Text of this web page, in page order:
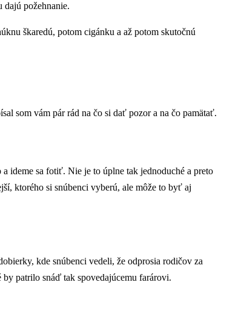
dajú požehnanie.
škaredú, potom cigánku a až potom skutočnú
som vám pár rád na čo si dať pozor a na čo pamätať.
ideme sa fotiť. Nie je to úplne tak jednoduché a preto
ktorého si snúbenci vyberú, ale môže to byť aj
kde snúbenci vedeli, že odprosia rodičov za
patrilo snáď tak spovedajúcemu farárovi.